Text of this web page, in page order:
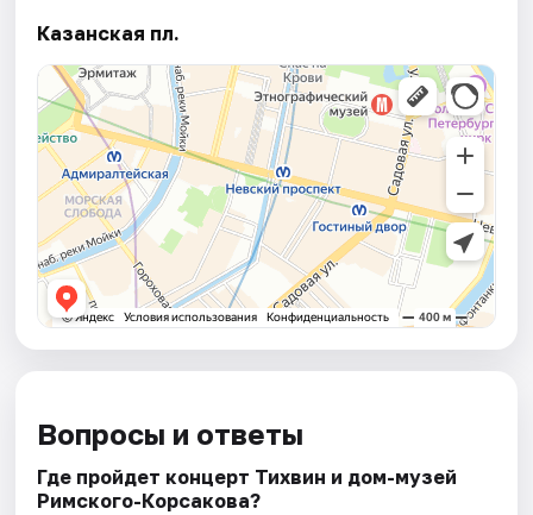
Казанская пл.
Вопросы и ответы
Где пройдет концерт Тихвин и дом-музей
Римского-Корсакова?